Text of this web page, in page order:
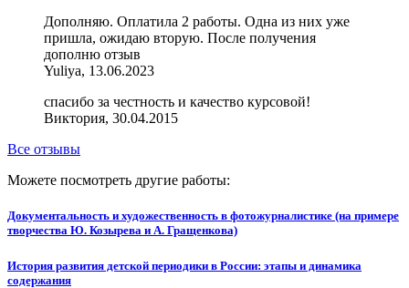
Дополняю. Оплатила 2 работы. Одна из них уже
пришла, ожидаю вторую. После получения
дополню отзыв
Yuliya, 13.06.2023
спасибо за честность и качество курсовой!
Виктория, 30.04.2015
Все отзывы
Можете посмотреть другие работы:
Документальность и художественность в фотожурналистике (на примере
творчества Ю. Козырева и А. Гращенкова)
История развития детской периодики в России: этапы и динамика
содержания